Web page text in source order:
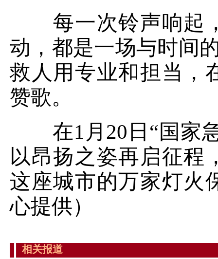
每一次铃声响起，
动，都是一场与时间
救人用专业和担当，
赞歌。
在1月20日“国家急
以昂扬之姿再启征程
这座城市的万家灯火
心提供）
相关报道